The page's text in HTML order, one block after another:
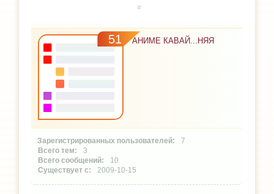
51 АНИМЕ КАВАЙ...НЯЯ
7
3
10
2009-10-15